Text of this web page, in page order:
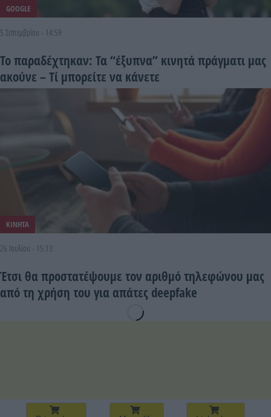
GOOGLE
5 Σεπτεμβρίου - 14:59
Το παραδέχτηκαν: Τα “έξυπνα” κινητά πράγματι μας
ακούνε – Τί μπορείτε να κάνετε
ΚΙΝΗΤΑ
26 Ιουλίου - 15:13
Έτσι θα προστατέψουμε τον αριθμό τηλεφώνου μας
από τη χρήση του για απάτες deepfake